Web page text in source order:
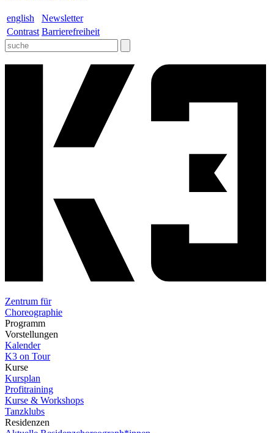
english
Newsletter
Contrast Barrierefreiheit
Zentrum für
Choreographie
Programm
Vorstellungen
Kalender
K3 on Tour
Kurse
Kursplan
Profitraining
Kurse & Workshops
Tanzklubs
Residenzen